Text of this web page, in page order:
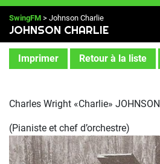
SwingFM > Johnson Charlie
JOHNSON CHARLIE
Imprimer Retour à la liste
Charles Wright «Charlie» JOHNSON
(Pianiste et chef d’orchestre)